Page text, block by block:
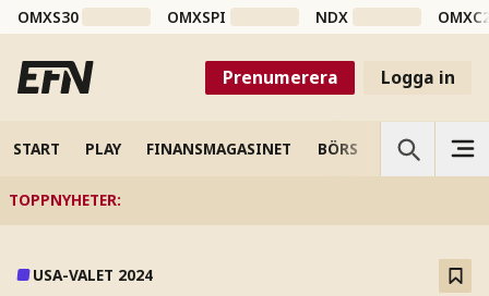
OMXS30 OMXSPI NDX
Prenumerera Logga in
START PLAY FINANSMAGASINET BÖRS VETENSKAP
TOPPNYHETER:
USA-VALET 2024